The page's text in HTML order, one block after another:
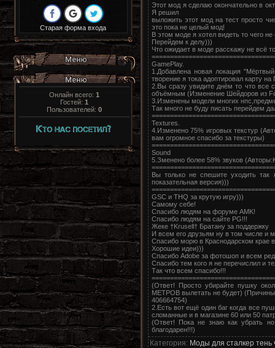
Старая форма входа
Онлайн всего: 1
Гостей: 1
Пользователей: 0
Этот мод я сделаю окончательно в
Я решил
выложить этот мод на тест просто
это пока не целый мод!
В этом моде я хотел видеть то чего
Перейдем к делу)))
Что ожидает в моде расскажу не всё
GamePlay.
1.Добавлена новая локация
творение я тока адоптировал карту
2.Вы сразу увидите днём то что все
объёмным (Изменение Шейдоров из
3.Изменены модели многих
Так много не буду писать перейдем
Textures.
4.Изменено 75% игровых текстур
вам огромное спасибо за текстуры)
Sound
5.Зменено более 58% звуков
Вы только не спешите уходить так
показательная версия)))
GSC и THQ за крутую игру)))
Самому себе!
Спасибо людям на форуме AMK!
Спасибо людям на сайте PG!!!
Жеке †Krusell† Братану за поддержку
И всем его друзьям ну в том числе и
Спасибо морю в Краснодарском крае в
Хорошие идеи)))
Спасибо Adobe за фотошоп и всем
Спасибо тем кого я не перечислил и
Так что всем спасибо!!!
(Ответ! Просто убирайте пушку
МЕТРОВ вылетать не будет) (Причины
406664754)
2.Есть вот ещё один баг когда все
сломанные и в магазине 60 или 50
(Ответ! Пока не знаю как убрать
благодарен!!!)
Категория: Моды для сталкер тень